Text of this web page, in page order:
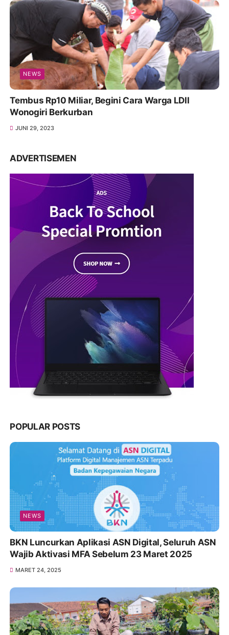
NEWS
Tembus Rp10 Miliar, Begini Cara Warga LDII
Wonogiri Berkurban
JUNI 29, 2023
ADVERTISEMEN
POPULAR POSTS
NEWS
BKN Luncurkan Aplikasi ASN Digital, Seluruh ASN
Wajib Aktivasi MFA Sebelum 23 Maret 2025
MARET 24, 2025